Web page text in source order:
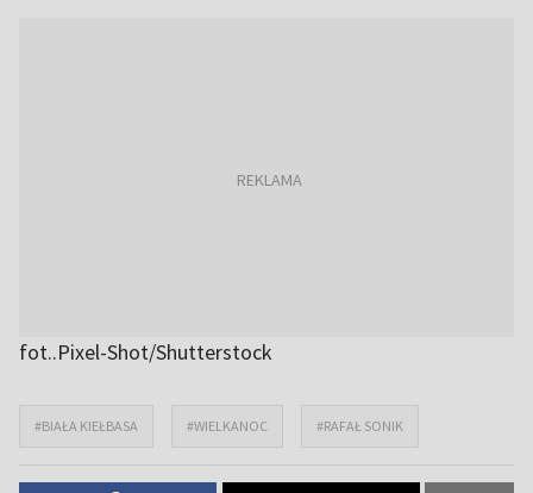
fot..Pixel-Shot/Shutterstock
#BIAŁA KIEŁBASA #WIELKANOC #RAFAŁ SONIK